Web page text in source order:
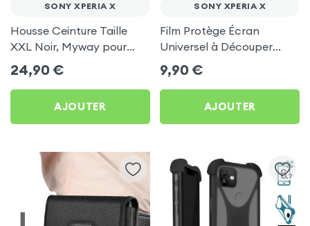
SONY XPERIA X
Housse Ceinture Taille
XXL Noir, Myway pour
Sony Xperia X
24,90 €
AJOUTER
SONY XPERIA X
Film Protège Écran
Universel à Découper
pour Sony Xperia X
9,90 €
AJOUTER